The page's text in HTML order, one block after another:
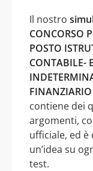
Il nostro
CONCORSO
POSTO
CONTABILE-
contiene dei
argomenti,
ufficiale, ed
un’idea su
test.